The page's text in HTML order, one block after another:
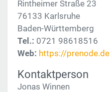
Rintheimer Straße 23
76133 Karlsruhe
Baden-Württemberg
Tel.: 0721 98618516
Web: https://prenode.de
Kontaktperson
Jonas Winnen